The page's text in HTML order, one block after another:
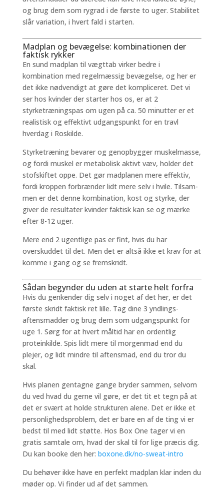
og brug dem som rygrad i de første to uger. Stabilitet
slår variation, i hvert fald i starten.
Madplan og bevægelse: kombinationen der
faktisk rykker
En sund madplan til vægttab virker bedre i
kombination med regelmæssig bevægelse, og her er
det ikke nødvendigt at gøre det kompliceret. Det vi
ser hos kvinder der starter hos os, er at 2
styrketræningspas om ugen på ca. 50 minutter er et
realistisk og effektivt udgangspunkt for en travl
hverdag i Roskilde.
Styrketræning bevarer og genopbygger muskelmasse,
og fordi muskel er metabolisk aktivt væv, holder det
stofskiftet oppe. Det gør madplanen mere effektiv,
fordi kroppen forbrænder lidt mere selv i hvile. Tilsam­
men er det denne kombination, kost og styrke, der
giver de resultater kvinder faktisk kan se og mærke
efter 8-12 uger.
Mere end 2 ugentlige pas er fint, hvis du har
overskuddet til det. Men det er altså ikke et krav for at
komme i gang og se fremskridt.
Sådan begynder du uden at starte helt forfra
Hvis du genkender dig selv i noget af det her, er det
første skridt faktisk ret lille. Tag dine 3 yndlings-
aftensmadder og brug dem som udgangspunkt for
uge 1. Sørg for at hvert måltid har en ordentlig
proteinkilde. Spis lidt mere til morgenmad end du
plejer, og lidt mindre til aftensmad, end du tror du
skal.
Hvis planen gentagne gange bryder sammen, selvom
du ved hvad du gerne vil gøre, er det tit et tegn på at
det er svært at holde strukturen alene. Det er ikke et
personlighedsproblem, det er bare en af de ting vi er
bedst til med lidt støtte. Hos Box One tager vi en
gratis samtale om, hvad der skal til for lige præcis dig.
Du kan booke den her: boxone.dk/no-sweat-intro
Du behøver ikke have en perfekt madplan klar inden du
møder op. Vi finder ud af det sammen.